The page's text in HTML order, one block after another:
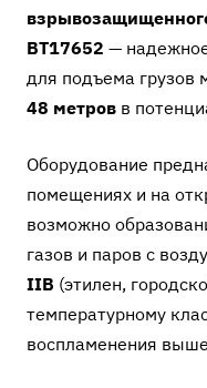
ВТ17652 —
для подъема грузов
48 метров в
Оборудование
помещениях и на
возможно
газов и паров с
IIB (этилен,
температурному
воспламенения